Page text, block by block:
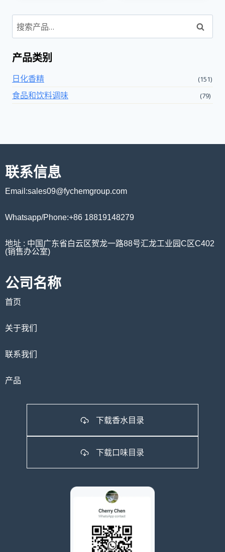
搜
索
产品类别
日化香精 (151)
食品和饮料调味 (79)
联系信息
Email:sales09@fychemgroup.com
Whatsapp/Phone:+86 18819148279
地址 : 中国广东省白云区贺龙一路88号汇龙工业园C区C402
(销售办公室)
公司名称
首页
关于我们
联系我们
产品
下载香水目录
下载口味目录